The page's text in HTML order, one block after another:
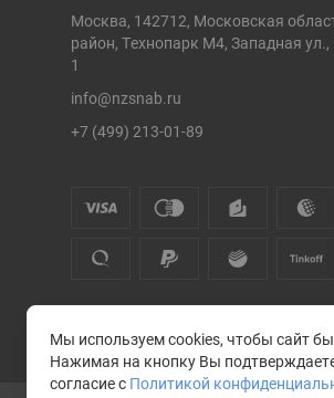
Москва, 142712, Московская
район, Технопарк М4, Западная ул.,
1
info@nzsnab.ru
+7 (499) 213-01-89
Мы используем cookies, чтобы сайт
Нажимая на кнопку Вы
согласие с Политикой